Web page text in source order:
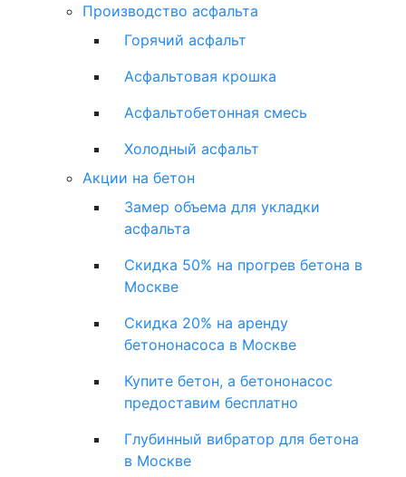
Производство асфальта
Горячий асфальт
Асфальтовая крошка
Асфальтобетонная смесь
Холодный асфальт
Акции на бетон
Замер объема для укладки
асфальта
Скидка 50% на прогрев бетона в
Москве
Скидка 20% на аренду
бетононасоса в Москве
Купите бетон, а бетононасос
предоставим бесплатно
Глубинный вибратор для бетона
в Москве